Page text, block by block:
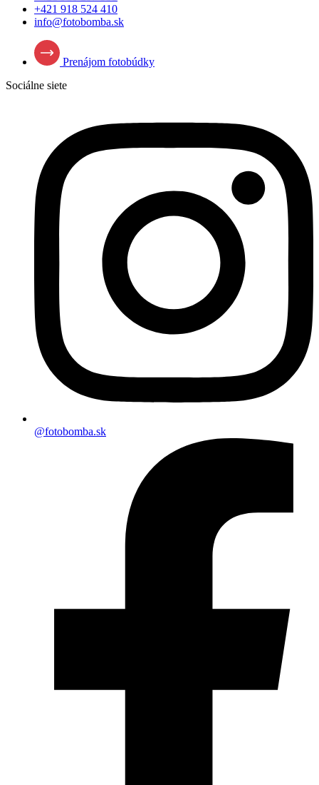
+421 918 524 410
info@fotobomba.sk
Prenájom fotobúdky
Sociálne siete
@fotobomba.sk